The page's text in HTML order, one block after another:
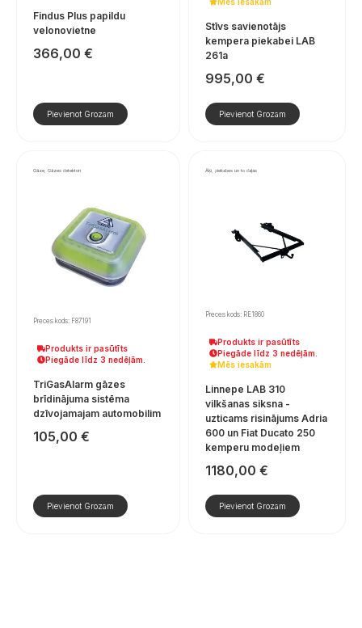
Findus Plus papildu
velonovietne
366,00 €
Pievienot Grozam
Stīvs savienotājs
kempera piekabei LAB
261a
995,00 €
Pievienot Grozam
Gāze, Gāzes detektori
Preces kods: F87191
Produkts ir pasūtīts
Piegāde līdz 3 nedēļām.
TriGasAlarm gāzes
brīdinājuma sistēma
dzīvojamajam automobilim
105,00 €
Pievienot Grozam
Āķi, piekabes un to daļas
Preces kods: RE1860
Produkts ir pasūtīts
Piegāde līdz 3 nedēļām.
Mēs iesakām
Linnepe LAB 310
vilkšanas siksna -
uzticams risinājums Adria
600 un Fiat Ducato 250
kemperu modeļiem
1180,00 €
Pievienot Grozam